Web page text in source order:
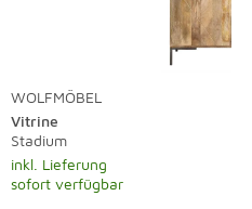
WOLFMÖBEL
Vitrine
Stadium
inkl. Lieferung
sofort verfügbar